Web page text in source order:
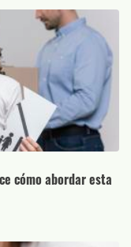
cómo abordar esta